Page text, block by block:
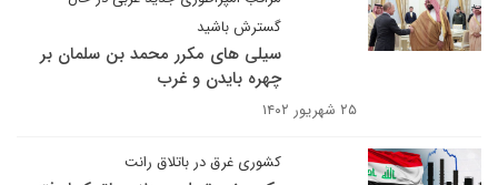
گسترش باشید
سیلی های مکرر محمد بن سلمان بر
چهره بایدن و غرب
۲۵ شهریور ۱۴۰۲
کشوری غرق در باتلاق رانت